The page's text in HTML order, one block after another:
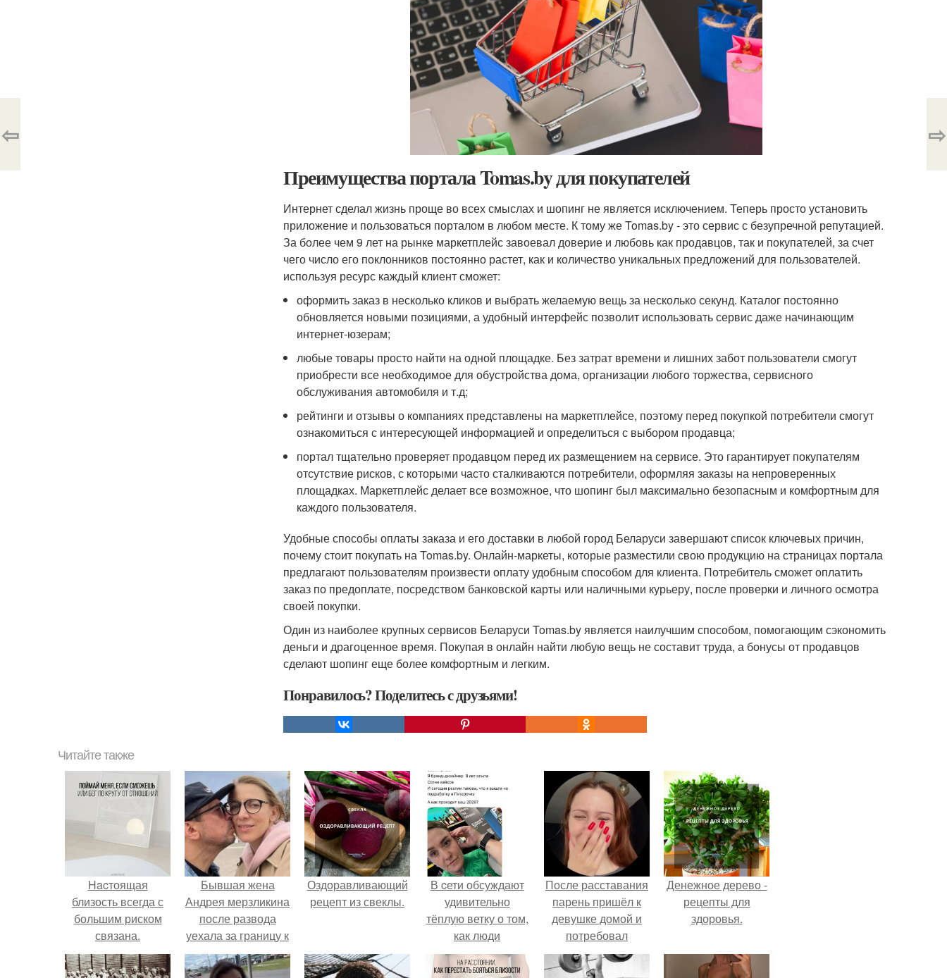
Преимущества портала Tomas.by для покупателей
Интернет сделал жизнь проще во всех смыслах и шопинг не является исключением. Теперь просто установить
приложение и пользоваться порталом в любом месте. К тому же Tomas.by - это сервис с безупречной репутацией.
За более чем 9 лет на рынке маркетплейс завоевал доверие и любовь как продавцов, так и покупателей, за счет
чего число его поклонников постоянно растет, как и количество уникальных предложений для пользователей.
используя ресурс каждый клиент сможет:
оформить заказ в несколько кликов и выбрать желаемую вещь за несколько секунд. Каталог постоянно
обновляется новыми позициями, а удобный интерфейс позволит использовать сервис даже начинающим
интернет-юзерам;
любые товары просто найти на одной площадке. Без затрат времени и лишних забот пользователи смогут
приобрести все необходимое для обустройства дома, организации любого торжества, сервисного
обслуживания автомобиля и т.д;
рейтинги и отзывы о компаниях представлены на маркетплейсе, поэтому перед покупкой потребители смогут
ознакомиться с интересующей информацией и определиться с выбором продавца;
портал тщательно проверяет продавцом перед их размещением на сервисе. Это гарантирует покупателям
отсутствие рисков, с которыми часто сталкиваются потребители, оформляя заказы на непроверенных
площадках. Маркетплейс делает все возможное, что шопинг был максимально безопасным и комфортным для
каждого пользователя.
Удобные способы оплаты заказа и его доставки в любой город Беларуси завершают список ключевых причин,
почему стоит покупать на Tomas.by. Онлайн-маркеты, которые разместили свою продукцию на страницах портала
предлагают пользователям произвести оплату удобным способом для клиента. Потребитель сможет оплатить
заказ по предоплате, посредством банковской карты или наличными курьеру, после проверки и личного осмотра
своей покупки.
Один из наиболее крупных сервисов Беларуси Tomas.by является наилучшим способом, помогающим сэкономить
деньги и драгоценное время. Покупая в онлайн найти любую вещь не составит труда, а бонусы от продавцов
сделают шопинг еще более комфортным и легким.
Понравилось? Поделитесь с друзьями!
⇦ ⇨
Читайте также
Hacтоящая
близость всегда с
большим риском
связана.
Бывшая жена
Андрея мерзликина
после развода
уехала за границу к
новому избраннику
оставив детей.
Оздоравливающий
рецепт из свеклы.
В cети обсуждают
удивительно
тёплую ветку о том,
как люди
адаптируются к
новым реалиям.
После расставания
парень пришёл к
девушке домой и
потребовал
вернуть всё, что
когда-либо ей
Денежное дерево -
рецепты для
здоровья.